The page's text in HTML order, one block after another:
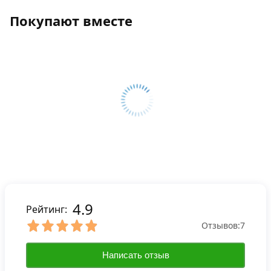
Покупают вместе
Рейтинг: 4.9
Отзывов:7
Написать отзыв